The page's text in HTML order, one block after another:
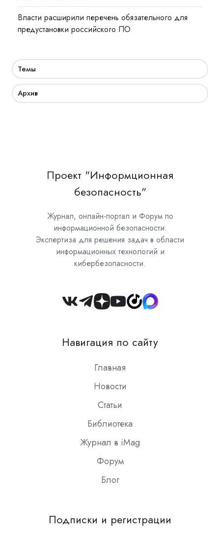
Власти расширили перечень обязательного для
предустановки российского ПО
Темы
Архив
Проект "Информционная
безопасность"
Журнал, онлайн-портал и Форум по
информационной безопасности.
Экспертиза для решения задач в области
информационных технологий и
кибербезопасности.
Join
Slack
Навигация по сайту
Главная
Новости
Статьи
Библиотека
Журнал в iMag
Форум
Блог
Подписки и регистрации